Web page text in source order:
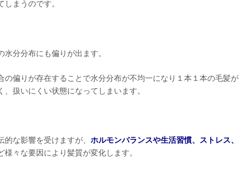
しまうのです。
水分分布にも偏りが出ます。
の偏りが存在することで水分分布が不均一になり１本１本の毛髪が
、扱いにくい状態になってしまいます。
的な影響を受けますが、 ホルモンバランスや生活習慣、ストレス、
様々な要因により髪質が変化します。